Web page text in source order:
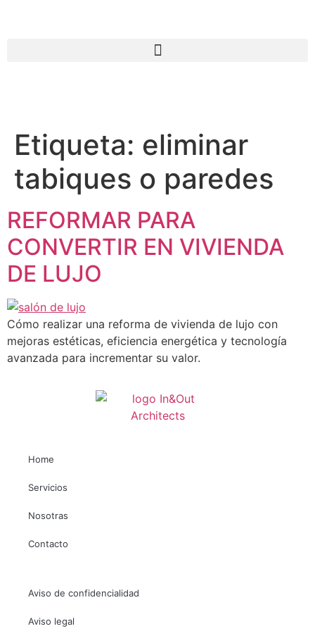
Etiqueta: eliminar
tabiques o paredes
REFORMAR PARA
CONVERTIR EN VIVIENDA
DE LUJO
Cómo realizar una reforma de vivienda de lujo con
mejoras estéticas, eficiencia energética y tecnología
avanzada para incrementar su valor.
Home
Servicios
Nosotras
Contacto
Aviso de confidencialidad
Aviso legal
Necesarias
cookies no
opcionales.
necesarias
web.